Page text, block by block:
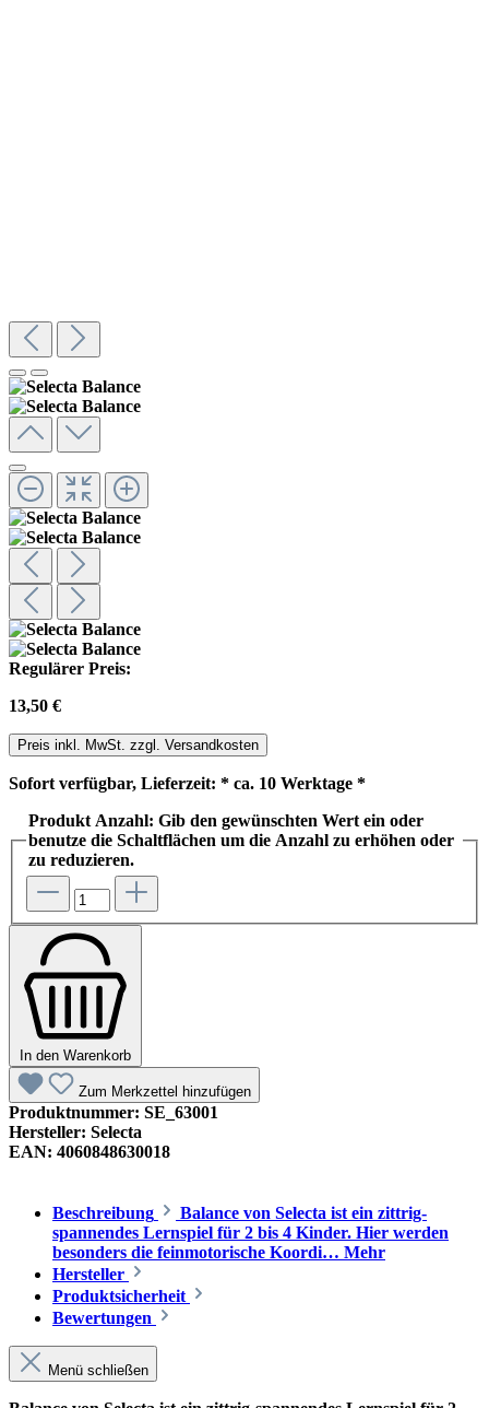
Regulärer Preis:
13,50 €
Preis inkl. MwSt. zzgl. Versandkosten
Sofort verfügbar, Lieferzeit: * ca. 10 Werktage *
Produkt Anzahl: Gib den gewünschten Wert ein oder
benutze die Schaltflächen um die Anzahl zu erhöhen oder
zu reduzieren.
In den Warenkorb
Zum Merkzettel hinzufügen
Produktnummer: SE_63001
Hersteller: Selecta
EAN: 4060848630018
Beschreibung
Balance von Selecta ist ein zittrig-
spannendes Lernspiel für 2 bis 4 Kinder. Hier werden
besonders die feinmotorische Koordi… Mehr
Hersteller
Produktsicherheit
Bewertungen
Menü schließen